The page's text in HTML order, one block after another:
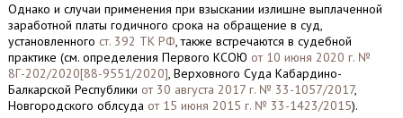
Однако и случаи применения при взыскании излишне выплаченной
заработной платы годичного срока на обращение в суд,
установленного ст. 392 ТК РФ, также встречаются в судебной
практике (см. определения Первого КСОЮ от 10 июня 2020 г. №
8Г-202/2020[88-9551/2020], Верховного Суда Кабардино-
Балкарской Республики от 30 августа 2017 г. № 33-1057/2017,
Новгородского облсуда от 15 июня 2015 г. № 33-1423/2015).